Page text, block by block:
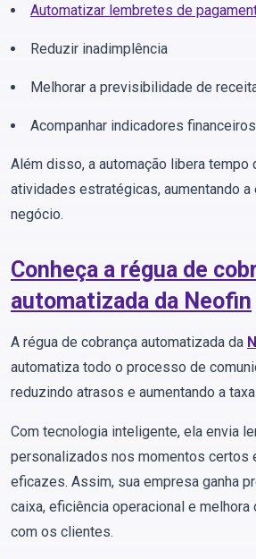
Automatizar lembretes de
Reduzir inadimplência
Melhorar a previsibilidade de
Acompanhar indicadores
Além disso, a automação libera tempo
atividades estratégicas, aumentando
negócio.
Conheça a régua de
automatizada da Neofin
A régua de cobrança automatizada da
automatiza todo o processo de
reduzindo atrasos e aumentando a
Com tecnologia inteligente, ela envia
personalizados nos momentos certos
eficazes. Assim, sua empresa ganha
caixa, eficiência operacional e melhora
com os clientes.